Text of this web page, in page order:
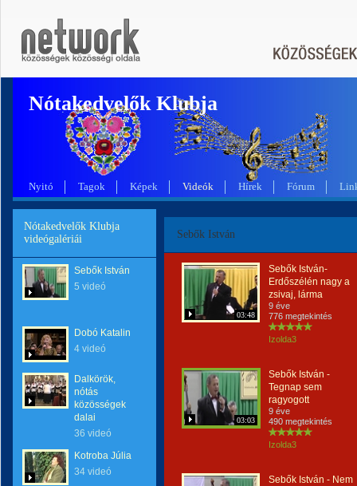
Nótakedvelők Klubja
Nyitó Tagok Képek Videók Hírek Fórum
Nótakedvelők Klubja
videógalériái
Sebők István
5 videó
Dobó Katalin
4 videó
Dalkörök,
nótás
közösségek
dalai
36 videó
Kotroba Júlia
34 videó
Sebők István
03:48
Sebők István-
Erdőszélén nagy a
zsivaj, lárma
9 éve
776 megtekintés
Izolda3
03:03
Sebők István -
Tegnap sem
ragyogott
9 éve
490 megtekintés
Izolda3
Sebők István - Nem